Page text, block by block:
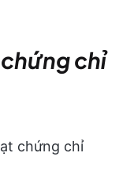
chỉ
chứng chỉ